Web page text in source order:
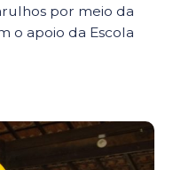
por meio da
o apoio da Escola